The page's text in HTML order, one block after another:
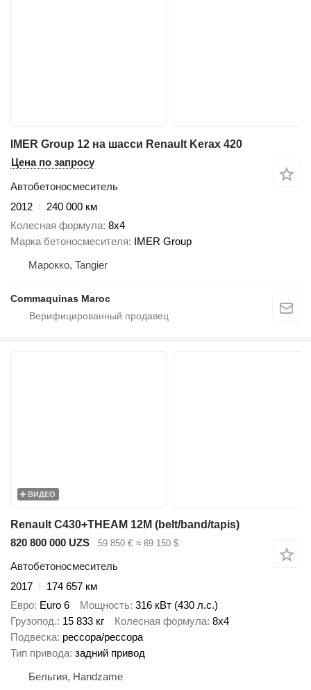
IMER Group 12 на шасси Renault Kerax 420
Цена по запросу
Автобетоносмеситель
2012
240 000 км
Колесная формула 8x4
Марка бетоносмесителя IMER Group
Марокко, Tangier
Commaquinas Maroc
ВИДЕО
Renault C430+THEAM 12M (belt/band/tapis)
820 800 000 UZS
59 850 € ≈ 69 150 $
Автобетоносмеситель
2017
174 657 км
Евро Euro 6 Мощность 316 кВт (430 л.с.)
Грузопод. 15 833 кг Колесная формула 8x4
Подвеска рессора/рессора
Тип привода задний привод
Бельгия, Handzame